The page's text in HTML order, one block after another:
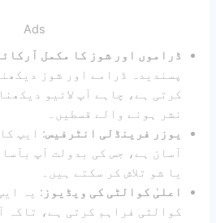
Ads
ڈراموں اور شوز کا مکمل
پسندیدہ ڈرامے اور شوز
کرتی ہے، چاہے آپ لائیو
نشر ہونے والے قسطیں۔
یوزر فرینڈلی انٹرفیس: ایپ
آسان ہے، جس کی بدولت آپ
یا شو تلاش کر سکتے ہیں۔
اعلیٰ کوالٹی کی ویڈیوز : یہ
کوالٹی فراہم کرتی ہے، تاکہ